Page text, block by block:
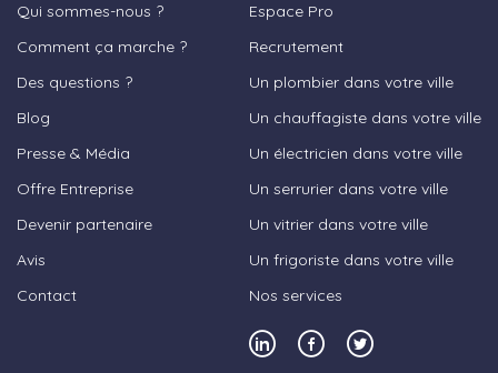
Qui sommes-nous ?
Comment ça marche ?
Des questions ?
Blog
Presse & Média
Offre Entreprise
Devenir partenaire
Avis
Contact
Espace Pro
Recrutement
Un plombier dans votre ville
Un chauffagiste dans votre ville
Un électricien dans votre ville
Un serrurier dans votre ville
Un vitrier dans votre ville
Un frigoriste dans votre ville
Nos services